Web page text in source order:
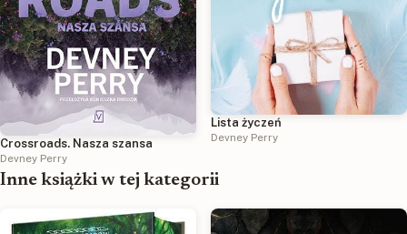
Crossroads. Nasza szansa
Devney Perry
Lista życzeń
Devney Perry
Inne książki w tej kategorii